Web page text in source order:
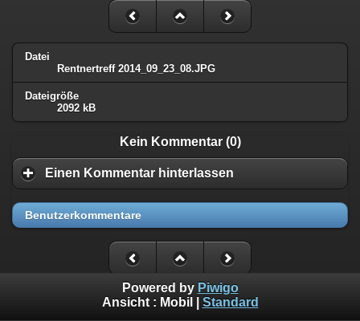
Datei
Rentnertreff 2014_09_23_08.JPG
Dateigröße
2092 kB
Kein Kommentar (0)
Einen Kommentar hinterlassen
Benutzerkommentare
Powered by Piwigo
Ansicht : Mobil Standard